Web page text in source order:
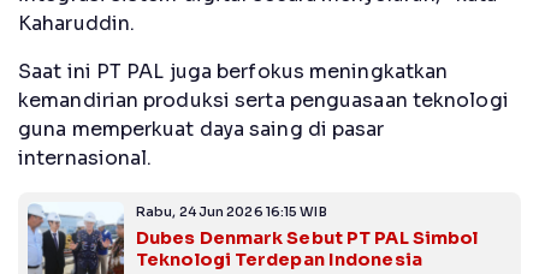
Kaharuddin.
Saat ini PT PAL juga berfokus meningkatkan
kemandirian produksi serta penguasaan teknologi
guna memperkuat daya saing di pasar
internasional.
Rabu, 24 Jun 2026 16:15 WIB
Dubes Denmark Sebut PT PAL Simbol
Teknologi Terdepan Indonesia